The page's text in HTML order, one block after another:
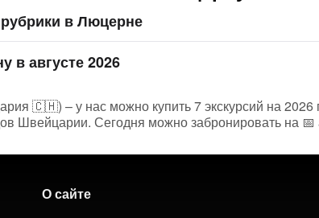
в Люцерне
в августе 2026
🇨🇭) – у нас можно купить 7 экскурсий на
Швейцарии. Сегодня можно забронировать на 📅
О сайте